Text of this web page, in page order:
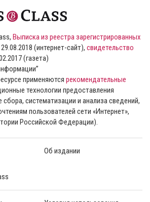
Выписка из реестра зарегистрированных
(интернет-сайт), свидетельство
(газета)
применяются рекомендательные
технологии предоставления
систематизации и анализа сведений,
пользователей сети «Интернет»,
Российской Федерации).
Об издании